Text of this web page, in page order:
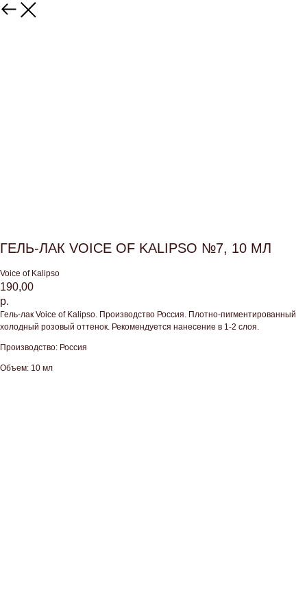
ГЕЛЬ-ЛАК VOICE OF KALIPSO №7, 10 МЛ
Voice of Kalipso
190,00
р.
Гель-лак Voice of Kalipso. Производство Россия. Плотно-пигментированный
холодный розовый оттенок. Рекомендуется нанесение в 1-2 слоя.
Производство: Россия
Объем: 10 мл